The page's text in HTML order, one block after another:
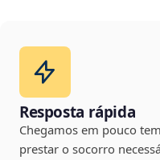
Resposta rápida
Chegamos em pouco
prestar o socorro